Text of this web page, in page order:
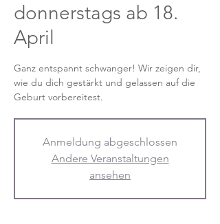
donnerstags ab 18.
April
Ganz entspannt schwanger! Wir zeigen dir,
wie du dich gestärkt und gelassen auf die
Geburt vorbereitest.
Anmeldung abgeschlossen
Andere Veranstaltungen
ansehen